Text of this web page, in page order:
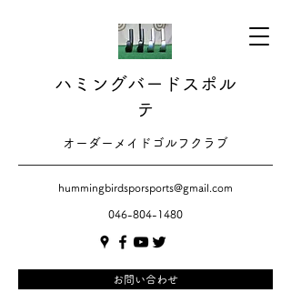
ハミングバードスポル
テ
​​オーダーメイドゴルフクラブ
hummingbirdsporsports@gmail.com
046-804-1480
お問い合わせ